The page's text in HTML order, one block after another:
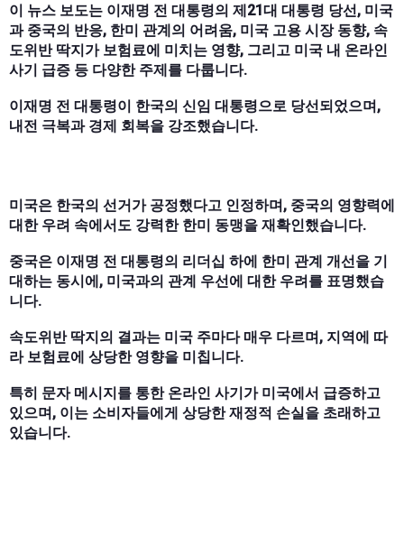
이 뉴스 보도는 이재명 전 대통령의 제21대 대통령 당선, 미국
과 중국의 반응, 한미 관계의 어려움, 미국 고용 시장 동향, 속
도위반 딱지가 보험료에 미치는 영향, 그리고 미국 내 온라인
사기 급증 등 다양한 주제를 다룹니다.
이재명 전 대통령이 한국의 신임 대통령으로 당선되었으며,
내전 극복과 경제 회복을 강조했습니다.
미국은 한국의 선거가 공정했다고 인정하며, 중국의 영향력에
대한 우려 속에서도 강력한 한미 동맹을 재확인했습니다.
중국은 이재명 전 대통령의 리더십 하에 한미 관계 개선을 기
대하는 동시에, 미국과의 관계 우선에 대한 우려를 표명했습
니다.
속도위반 딱지의 결과는 미국 주마다 매우 다르며, 지역에 따
라 보험료에 상당한 영향을 미칩니다.
특히 문자 메시지를 통한 온라인 사기가 미국에서 급증하고
있으며, 이는 소비자들에게 상당한 재정적 손실을 초래하고
있습니다.